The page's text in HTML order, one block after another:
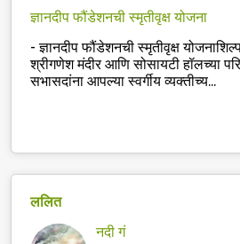
ज्ञानदीप फौंडेशनची स्मृतीवृक्ष योजना
-ज्ञानदीप फौंडेशनची स्मृतीवृक्ष
श्रीगणेश मंदीर आणि सोसायटी हॉलच्या
सभासदांना आपल्या स्वर्गीय व्यक्तीच्य...
ललित
नदी गं